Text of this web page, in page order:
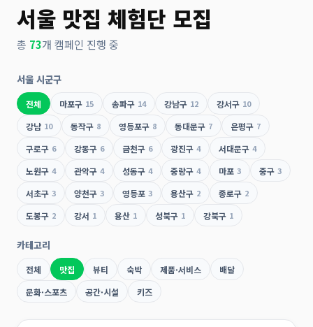
서울 맛집 체험단 모집
총 73개 캠페인 진행 중
서울 시군구
전체 마포구 15 송파구 14 강남구 12 강서구 10
강남 10 동작구 8 영등포구 8 동대문구 7 은평구 7
구로구 6 강동구 6 금천구 6 광진구 4 서대문구 4
노원구 4 관악구 4 성동구 4 중랑구 4 마포 3 중구 3
서초구 3 양천구 3 영등포 3 용산구 2 종로구 2
도봉구 2 강서 1 용산 1 성북구 1 강북구 1
카테고리
전체 맛집 뷰티 숙박 제품·서비스
배달
문화·스포츠
공간·시설 키즈